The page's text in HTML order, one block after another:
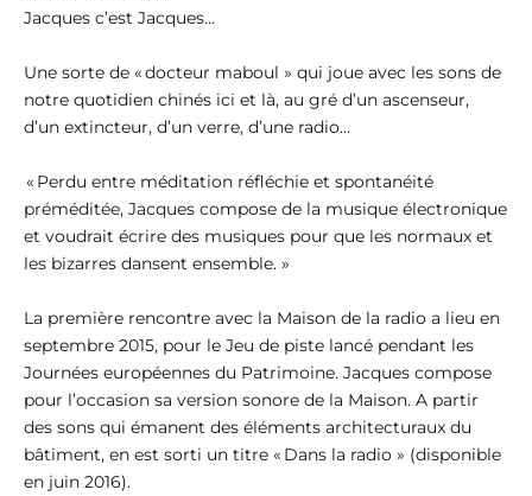
Jacques c’est Jacques…
Une sorte de « docteur maboul » qui joue avec les sons de
notre quotidien chinés ici et là, au gré d’un ascenseur,
d’un extincteur, d’un verre, d’une radio…
« Perdu entre méditation réfléchie et spontanéité
préméditée, Jacques compose de la musique électronique
et voudrait écrire des musiques pour que les normaux et
les bizarres dansent ensemble. »
La première rencontre avec la Maison de la radio a lieu en
septembre 2015, pour le Jeu de piste lancé pendant les
Journées européennes du Patrimoine. Jacques compose
pour l’occasion sa version sonore de la Maison. A partir
des sons qui émanent des éléments architecturaux du
bâtiment, en est sorti un titre « Dans la radio » (disponible
en juin 2016).